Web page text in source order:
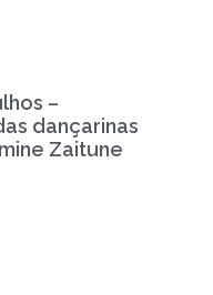
–
dançarinas
Zaitune